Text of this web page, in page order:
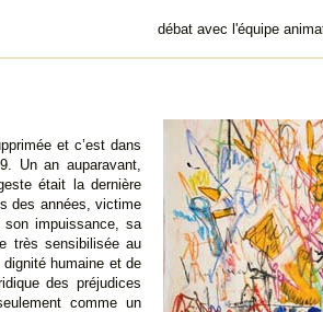
débat avec l'équipe
et c’est dans
Un an auparavant,
était la dernière
des années, victime
impuissance, sa
très sensibilisée au
humaine et de
des préjudices
comme un